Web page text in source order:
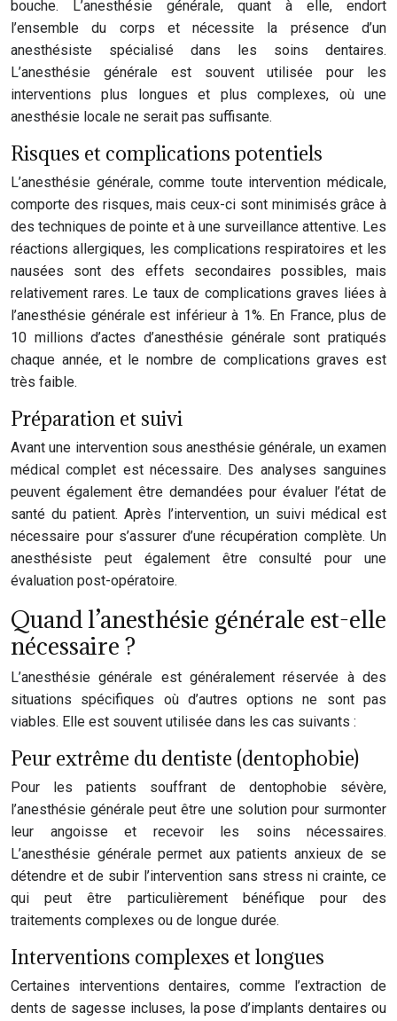
bouche. L’anesthésie générale, quant à elle, endort
l’ensemble du corps et nécessite la présence d’un
anesthésiste spécialisé dans les soins dentaires.
L’anesthésie générale est souvent utilisée pour les
interventions plus longues et plus complexes, où une
anesthésie locale ne serait pas suffisante.
Risques et complications potentiels
L’anesthésie générale, comme toute intervention médicale,
comporte des risques, mais ceux-ci sont minimisés grâce à
des techniques de pointe et à une surveillance attentive. Les
réactions allergiques, les complications respiratoires et les
nausées sont des effets secondaires possibles, mais
relativement rares. Le taux de complications graves liées à
l’anesthésie générale est inférieur à 1%. En France, plus de
10 millions d’actes d’anesthésie générale sont pratiqués
chaque année, et le nombre de complications graves est
très faible.
Préparation et suivi
Avant une intervention sous anesthésie générale, un examen
médical complet est nécessaire. Des analyses sanguines
peuvent également être demandées pour évaluer l’état de
santé du patient. Après l’intervention, un suivi médical est
nécessaire pour s’assurer d’une récupération complète. Un
anesthésiste peut également être consulté pour une
évaluation post-opératoire.
Quand l’anesthésie générale est-elle
nécessaire ?
L’anesthésie générale est généralement réservée à des
situations spécifiques où d’autres options ne sont pas
viables. Elle est souvent utilisée dans les cas suivants :
Peur extrême du dentiste (dentophobie)
Pour les patients souffrant de dentophobie sévère,
l’anesthésie générale peut être une solution pour surmonter
leur angoisse et recevoir les soins nécessaires.
L’anesthésie générale permet aux patients anxieux de se
détendre et de subir l’intervention sans stress ni crainte, ce
qui peut être particulièrement bénéfique pour des
traitements complexes ou de longue durée.
Interventions complexes et longues
Certaines interventions dentaires, comme l’extraction de
dents de sagesse incluses, la pose d’implants dentaires ou